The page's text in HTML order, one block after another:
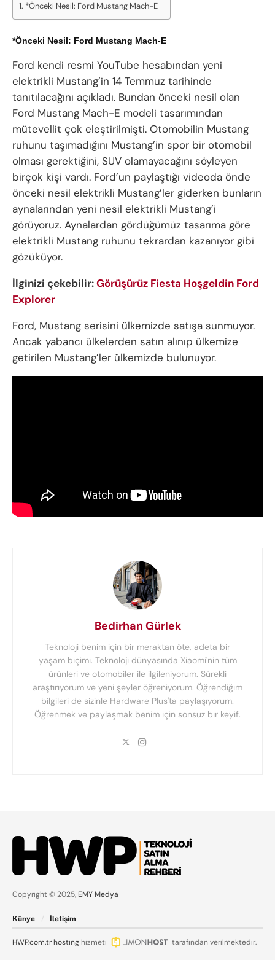
*Önceki Nesil: Ford Mustang Mach-E
*Önceki Nesil: Ford Mustang Mach-E
Ford kendi resmi YouTube hesabından yeni
elektrikli Mustang’in 14 Temmuz tarihinde
tanıtılacağını açıkladı. Bundan önceki nesil olan
Ford Mustang Mach-E modeli tasarımından
mütevellit çok eleştirilmişti. Otomobilin Mustang
ruhunu taşımadığını Mustang’in spor bir otomobil
olması gerektiğini, SUV olamayacağını söyleyen
birçok kişi vardı. Ford’un paylaştığı videoda önde
önceki nesil elektrikli Mustang’ler giderken bunların
aynalarından yeni nesil elektrikli Mustang’i
görüyoruz. Aynalardan gördüğümüz tasarıma göre
elektrikli Mustang ruhunu tekrardan kazanıyor gibi
gözüküyor.
İlginizi çekebilir:Görüşürüz Fiesta Hoşgeldin Ford
Explorer
Ford, Mustang serisini ülkemizde satışa sunmuyor.
Ancak yabancı ülkelerden satın alınıp ülkemize
getirilen Mustang’ler ülkemizde bulunuyor.
Bedirhan Gürlek
Teknoloji benim için bir meraktan öte, adeta bir
yaşam biçimi. Teknoloji dünyasında Xiaomi'nin tüm
ürünleri ve otomobiler ile ilgileniyorum. Sürekli
araştırıyorum ve yeni şeyler öğreniyorum. Öğrendiğim
bilgileri de sizinle Hardware Plus'ta paylaşıyorum.
Öğrenmek ve paylaşmak benim için sonsuz bir keyif.
Copyright © 2025, EMY Medya
Künye İletişim
HWP.com.trhosting hizmeti tarafından verilmektedir.